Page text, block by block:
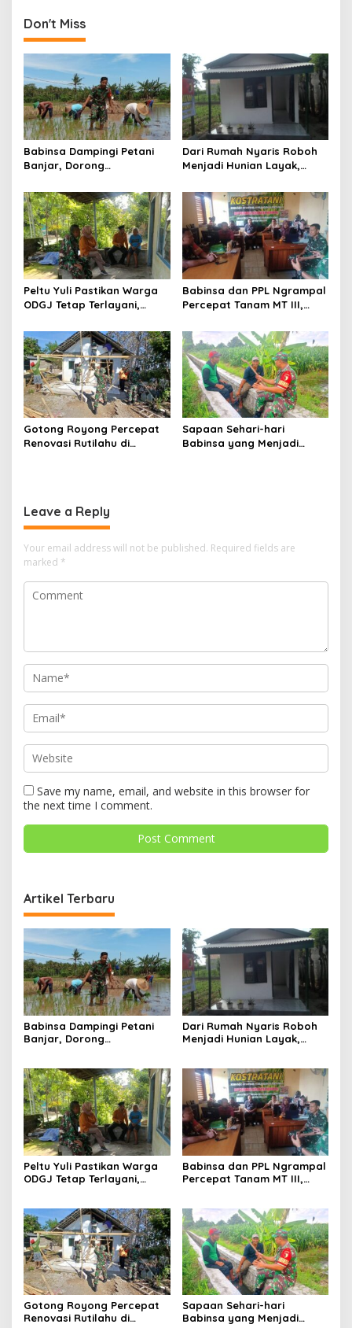
Don't Miss
Babinsa Dampingi Petani
Banjar, Dorong
Ketahanan Pangan
Dari Rumah Nyaris Roboh
Menjadi Hunian Layak,
Wujudkan Harapan Ibu Feri
Peltu Yuli Pastikan Warga
ODGJ Tetap Terlayani,
Tengah Masyarakat
Babinsa dan PPL Ngrampal
Percepat Tanam MT III,
Tanam di Sragen
Gotong Royong Percepat
Renovasi Rutilahu di
Sapaan Sehari-hari
Babinsa yang Menjadi
Leave a Reply
Your email address will not be published. Required fields are
marked *
Save my name, email, and website in this browser for
the next time I comment.
Artikel Terbaru
Babinsa Dampingi Petani
Banjar, Dorong
Dari Rumah Nyaris Roboh
Menjadi Hunian Layak,
Peltu Yuli Pastikan Warga
ODGJ Tetap Terlayani,
Babinsa dan PPL Ngrampal
Percepat Tanam MT III,
Gotong Royong Percepat
Renovasi Rutilahu di
Sapaan Sehari-hari
Babinsa yang Menjadi